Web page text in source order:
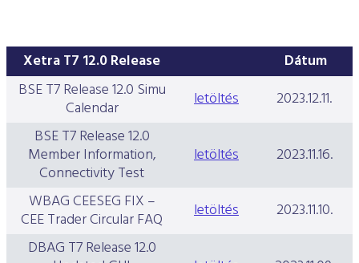
Xetra T7 12.0 Release
Dátum
BSE T7 Release 12.0 Simu
Calendar letöltés
2023.12.11.
BSE T7 Release 12.0
Member Information,
Connectivity Test
letöltés
2023.11.16.
WBAG CEESEG FIX –
CEE Trader Circular FAQ letöltés
2023.11.10.
DBAG T7 Release 12.0